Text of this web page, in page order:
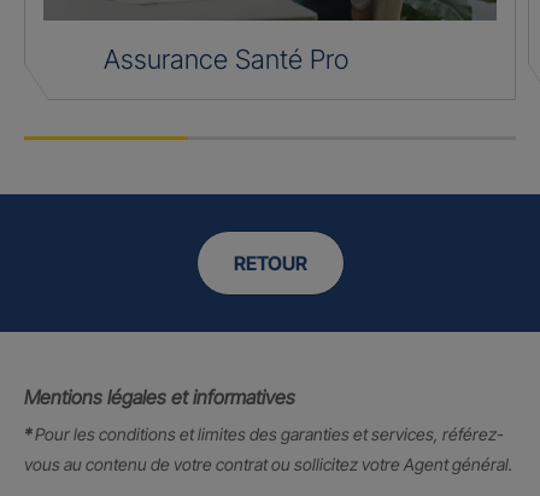
Assurance Santé Pro
RETOUR
Mentions légales et informatives
*Pour les conditions et limites des garanties et services, référez-
vous au contenu de votre contrat ou sollicitez votre Agent général.